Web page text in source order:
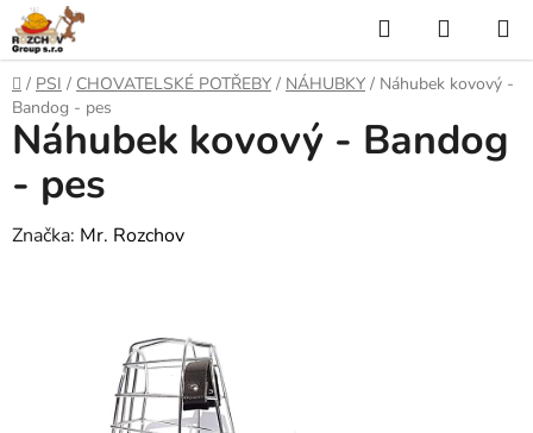
e
l
d
Á
U
D
o
m
ů
/ PSI / CHOVATELSKÉ POTŘEBY / NÁHUBKY / Náhubek kovový -
Bandog - pes
Náhubek kovový - Bandog
- pes
Značka: Mr. Rozchov